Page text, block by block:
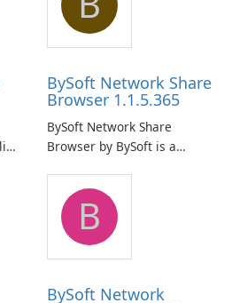
BySoft Network Share
Browser 1.1.5.365
BySoft Network Share
Browser by BySoft is a
application that allows users
to easily browse and manage
shared folders on their
network.
B
BySoft Network